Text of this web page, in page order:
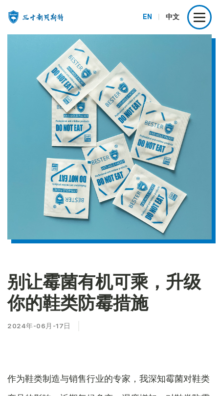
EN 中文
别让霉菌有机可乘，升级
你的鞋类防霉措施
2024年-06月-17日
作为鞋类制造与销售行业的专家，我深知霉菌对鞋类